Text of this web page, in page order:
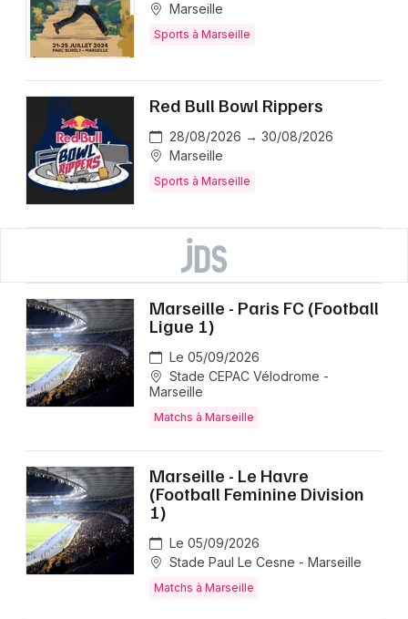
Marseille
Sports à Marseille
Red Bull Bowl Rippers
28/08/2026 → 30/08/2026
Marseille
Sports à Marseille
Marseille - Paris FC (Football
Ligue 1)
Le 05/09/2026
Stade CEPAC Vélodrome -
Marseille
Matchs à Marseille
Marseille - Le Havre
(Football Feminine Division
1)
Le 05/09/2026
Stade Paul Le Cesne - Marseille
Matchs à Marseille